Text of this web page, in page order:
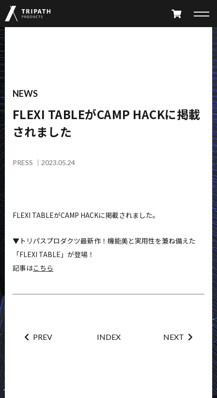
TAKIBI
FURNITURE ACCESSORY
LIMITED
PARTS CATALOG
FAQ
CONTACT MY ACCOUNT
NEWS
FLEXI TABLEがCAMP HACKに掲載
されました
PRESS 2023.05.24
FLEXI TABLEがCAMP HACKに掲載されました。
▼トリパスプロダクツ最新作！機能美と実用性を兼ね備えた
「FLEXI TABLE」が登場！
記事はこちら
PREV INDEX NEXT